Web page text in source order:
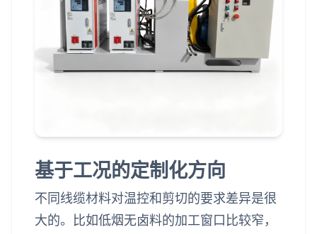
基于工况的定制化方向
不同线缆材料对温控和剪切的要求差异是很
大的。比如低烟无卤料的加工窗口比较窄，